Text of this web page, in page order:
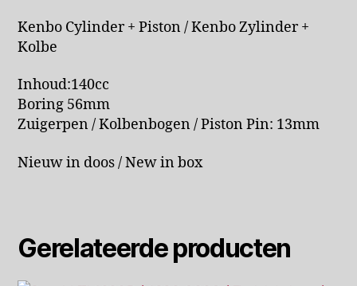
Kenbo Cylinder + Piston / Kenbo Zylinder +
Kolbe
Inhoud:140cc
Boring 56mm
Zuigerpen / Kolbenbogen / Piston Pin: 13mm
Nieuw in doos / New in box
Gerelateerde producten